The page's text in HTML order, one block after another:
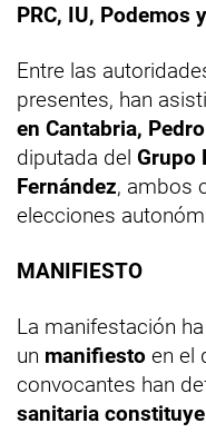
PRC, IU, Podemos
Entre las
presentes, han
en Cantabria,
diputada del Grupo
Fernández, ambos
elecciones
MANIFIESTO
La manifestación
un manifiesto en el
convocantes han
sanitaria